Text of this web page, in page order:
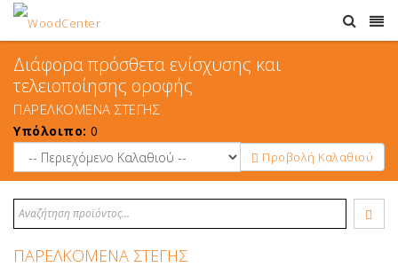
Διάφορα πρόσθετα ενίσχυσης και
τελειοποίησης οροφής
ΠΑΡΕΛΚΟΜΕΝΑ ΣΤΕΓΗΣ
Υπόλοιπο: 0
Προβολή Καλαθιού
ΠΑΡΕΛΚΟΜΕΝΑ ΣΤΕΓΗΣ